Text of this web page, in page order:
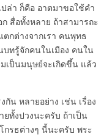
ล่า ก็คือ อาตมาขอใช้คำ
สื่อทั้งหลาย ถ้าสามารถะ
กต่างจากเรา คนพุทธ
ทรู้จักคนในเมือง คนใน
เป็นมนุษย์จะเกิดขึ้น แล้ว
น หลายอย่าง เช่น เรื่อง
ทั้งปวงนะครับ ถ้าเป็น
รธต่างๆ นี้นะครับ พระ